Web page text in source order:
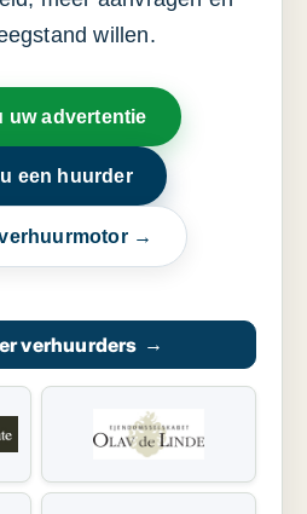
willen.
uw advertentie
een huurder
→
verhuurders →